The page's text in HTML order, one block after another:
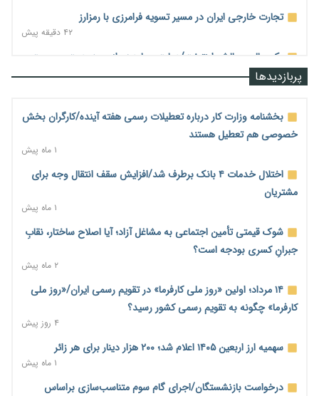
تجارت خارجی ایران در مسیر تسویه فرامرزی با رمزارز
۴۲ دقیقه پیش
یک سال پرچالش اینترنت/دولت چهاردهم از محدودیت به سمت
توسعه زیرساخت رفت
هشدار دیوان محاسبات درباره حساب‌های خارج از خزانه؛ ۱۲۴ حساب
ارزی در تیررس نظارت
نه از جنگ می‌ترسیم، نه از مذاکره برای منافع ملی
فرمول تازه مستمری در راه است؛ کارگران بازنده اصلاحات تأمین
اجتماعی؟
کنترل ترازنامه بانک‌ها؛ شمشیر دولبه مهار تورم و تأمین مالی تولید
۲ ساعت پیش
جنگ با تورم از بانک‌ها و بودجه آغاز می‌شود؛ نسخه انضباط آهنین
۲ ساعت پیش
عینک گران‌تر شد؛ ارز و عوارض گمرکی قدرت خرید مردم را نشانه
رفت
پربازدیدها
بخشنامه وزارت کار درباره تعطیلات رسمی هفته آینده/کارگران بخش
خصوصی هم تعطیل هستند
۱ ماه پیش
اختلال خدمات ۴ بانک برطرف شد/افزایش سقف انتقال وجه برای
مشتریان
۱ ماه پیش
شوک قیمتی تأمین اجتماعی به مشاغل آزاد؛ آیا اصلاح ساختار، نقابِ
جبرانِ کسری بودجه است؟
۲ ماه پیش
۱۴ مرداد؛ اولین «روز ملی کارفرما» در تقویم رسمی ایران/«روز ملی
کارفرما» چگونه به تقویم رسمی کشور رسید؟
۴ روز پیش
سهمیه ارز اربعین ۱۴۰۵ اعلام شد؛ ۲۰۰ هزار دینار برای هر زائر
۱ ماه پیش
درخواست بازنشستگان/اجرای گام سوم متناسب‌سازی براساس